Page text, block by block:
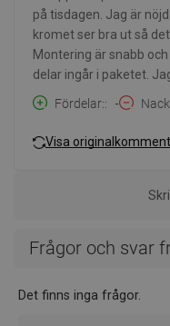
på tisdagen. Jag är
kromet ser bra ut så
Montering är snabb
delar ingår i paketet.
Fördelar:
-
Visa
Frågor och svar
Det finns inga frågor.